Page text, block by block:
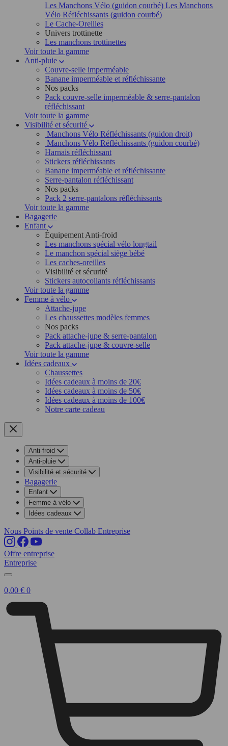
Les Manchons Vélo (guidon courbé) Les Manchons
Vélo Réfléchissants (guidon courbé)
Le Cache-Oreilles
Univers trottinette
Les manchons trottinettes
Voir toute la gamme
Anti-pluie
Couvre-selle imperméable
Banane imperméable et réfléchissante
Nos packs
Pack couvre-selle imperméable & serre-pantalon
réfléchissant
Voir toute la gamme
Visibilité et sécurité
Manchons Vélo Réfléchissants (guidon droit)
Manchons Vélo Réfléchissants (guidon courbé)
Harnais réfléchissant
Stickers réfléchissants
Banane imperméable et réfléchissante
Serre-pantalon réfléchissant
Nos packs
Pack 2 serre-pantalons réfléchissants
Voir toute la gamme
Bagagerie
Enfant
Équipement Anti-froid
Les manchons spécial vélo longtail
Le manchon spécial siège bébé
Les caches-oreilles
Visibilité et sécurité
Stickers autocollants réfléchissants
Voir toute la gamme
Femme à vélo
Attache-jupe
Les chaussettes modèles femmes
Nos packs
Pack attache-jupe & serre-pantalon
Pack attache-jupe & couvre-selle
Voir toute la gamme
Idées cadeaux
Chaussettes
Idées cadeaux à moins de 20€
Idées cadeaux à moins de 50€
Idées cadeaux à moins de 100€
Notre carte cadeau
Anti-froid
Anti-pluie
Visibilité et sécurité
Bagagerie
Enfant
Femme à vélo
Idées cadeaux
Nous Points de vente Collab Entreprise
Offre entreprise
Entreprise
0,00 € 0